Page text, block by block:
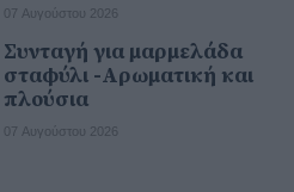
07 Αυγούστου 2026
Συνταγή για μαρμελάδα
σταφύλι -Αρωματική και
πλούσια
07 Αυγούστου 2026